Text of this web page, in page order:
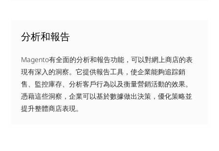
分析和報告
Magento有全面的分析和報告功能，可以對網上商店的表
現有深入的洞察。它提供報告工具，使企業能夠追踪銷
售、監控庫存、分析客戶行為以及衡量營銷活動的效果。
憑藉這些洞察，企業可以基於數據做出決策，優化策略並
提升整體商店表現。